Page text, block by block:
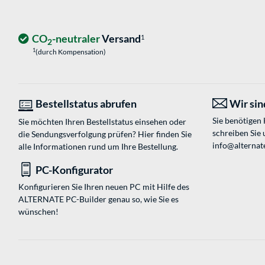
CO2-neutralerVersand1
1(durch Kompensation)
Bestellstatus abrufen
Sie möchten Ihren Bestellstatus einsehen oder
die Sendungsverfolgung prüfen? Hier finden Sie
alle Informationen rund um Ihre Bestellung.
Wir
Sie
schreiben Sie
PC-Konfigurator
Konfigurieren Sie Ihren neuen PC mit Hilfe des
ALTERNATE PC-Builder genau so, wie Sie es
wünschen!